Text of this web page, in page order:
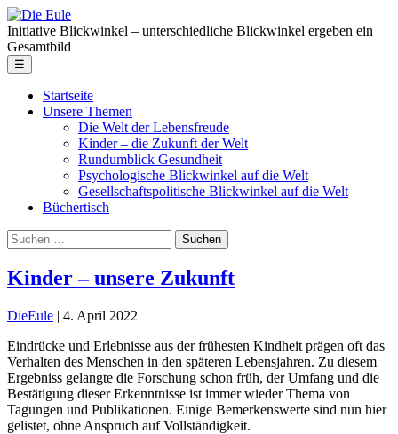
Skip
to
the
content
Die
Eule
Initiative Blickwinkel – unterschiedliche Blickwinkel ergeben ein
Gesamtbild
☰
Startseite
Unsere Themen
Die Welt der Lebensfreude
Kinder – die Zukunft der Welt
Rundumblick Gesundheit
Psychologische Blickwinkel auf die Welt
Gesellschaftspolitische Blickwinkel auf die Welt
Büchertisch
Suche
nach:
Kinder – unsere Zukunft
DieEule | 4. April 2022
Eindrücke und Erlebnisse aus der frühesten Kindheit prägen oft das
Verhalten des Menschen in den späteren Lebensjahren. Zu diesem
Ergebniss gelangte die Forschung schon früh, der Umfang und die
Bestätigung dieser Erkenntnisse ist immer wieder Thema von
Tagungen und Publikationen. Einige Bemerkenswerte sind nun hier
gelistet, ohne Anspruch auf Vollständigkeit.